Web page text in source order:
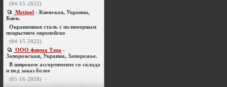
(04-15-2022)
Metipol - Киевская, Украина,
Киев.
Окрашенная сталь с полимерным
покрытием европейско
(04-15-2022)
ООО фирма Тэра -
Запорожская, Украина, Запорожье.
В широком ассортименте со склада
и под заказ более
(05-16-2018)